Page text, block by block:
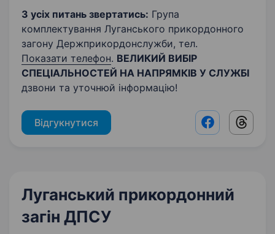
З усіх питань звертатись: Група
комплектування Луганського прикордонного
загону Держприкордонслужби, тел.
Показати телефон. ВЕЛИКИЙ ВИБІР
СПЕЦІАЛЬНОСТЕЙ НА НАПРЯМКІВ У СЛУЖБІ
дзвони та уточнюй інформацію!
Відгукнутися Facebook
Луганський прикордонний
загін ДПСУ